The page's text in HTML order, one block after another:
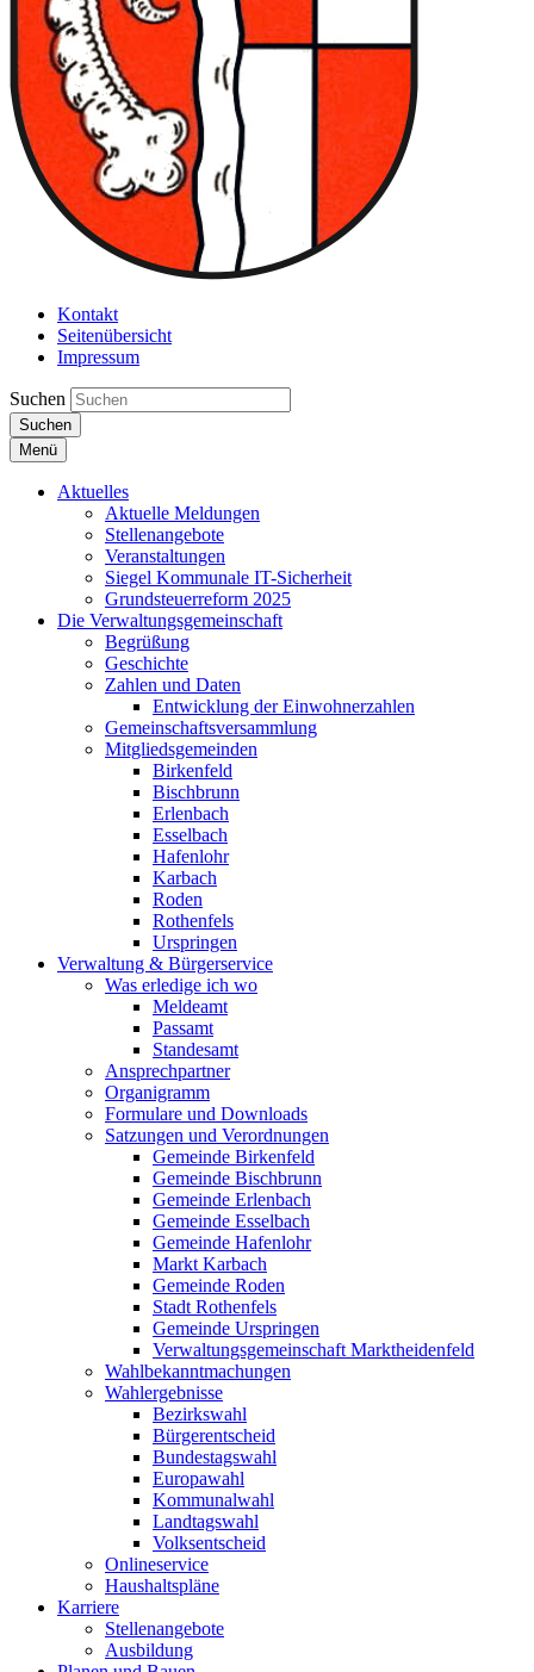
Kontakt
Seitenübersicht
Impressum
Suchen
Suchen
Menü
Aktuelles
Aktuelle Meldungen
Stellenangebote
Veranstaltungen
Siegel Kommunale IT-Sicherheit
Grundsteuerreform 2025
Die Verwaltungsgemeinschaft
Begrüßung
Geschichte
Zahlen und Daten
Entwicklung der Einwohnerzahlen
Gemeinschaftsversammlung
Mitgliedsgemeinden
Birkenfeld
Bischbrunn
Erlenbach
Esselbach
Hafenlohr
Karbach
Roden
Rothenfels
Urspringen
Verwaltung & Bürgerservice
Was erledige ich wo
Meldeamt
Passamt
Standesamt
Ansprechpartner
Organigramm
Formulare und Downloads
Satzungen und Verordnungen
Gemeinde Birkenfeld
Gemeinde Bischbrunn
Gemeinde Erlenbach
Gemeinde Esselbach
Gemeinde Hafenlohr
Markt Karbach
Gemeinde Roden
Stadt Rothenfels
Gemeinde Urspringen
Verwaltungsgemeinschaft Marktheidenfeld
Wahlbekanntmachungen
Wahlergebnisse
Bezirkswahl
Bürgerentscheid
Bundestagswahl
Europawahl
Kommunalwahl
Landtagswahl
Volksentscheid
Onlineservice
Haushaltspläne
Karriere
Stellenangebote
Ausbildung